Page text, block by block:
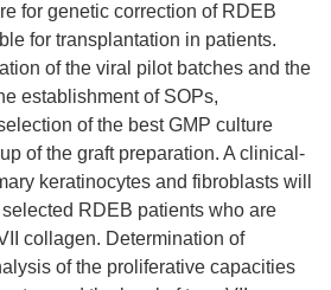
for genetic correction of RDEB
for transplantation in patients.
of the viral pilot batches and the
establishment of SOPs,
of the best GMP culture
of the graft preparation. A clinical-
keratinocytes and fibroblasts will
RDEB patients who are
collagen. Determination of
of the proliferative capacities